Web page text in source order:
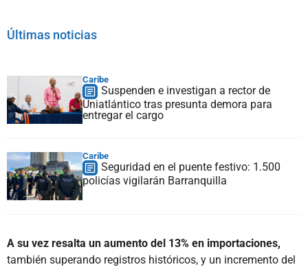
Últimas noticias
Caribe
Suspenden e investigan a rector de
Uniatlántico tras presunta demora para
entregar el cargo
Caribe
Seguridad en el puente festivo: 1.500
policías vigilarán Barranquilla
A su vez resalta un aumento del 13% en importaciones,
también superando registros históricos, y un incremento del